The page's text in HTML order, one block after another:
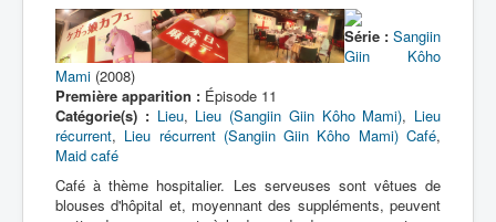
Sangiin Giin Kôho Mami (参議院 議員 候
補 マミ) = Mami, Candidate à la Chambre
Série
Personnages
Véhicules
Série : Sangiin
Giin Kôho
Mami (2008)
Première apparition : Épisode 11
Catégorie(s) : Lieu, Lieu (Sangiin Giin Kôho Mami), Lieu
récurrent, Lieu récurrent (Sangiin Giin Kôho Mami) Café,
Maid café
Café à thème hospitalier. Les serveuses sont vêtues de
blouses d'hôpital et, moyennant des suppléments, peuvent